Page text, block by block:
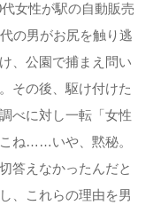
女性が駅の自動販売
の男がお尻を触り逃
、公園で捕まえ問い
その後、駆け付けた
べに対し一転「女性
ね……いや、黙秘。
答えなかったんだと
、これらの理由を男